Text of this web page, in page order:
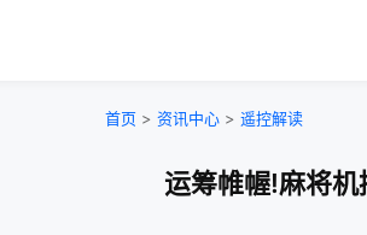
首页 > 资讯中心 > 遥控解读
运筹帷幄!麻将